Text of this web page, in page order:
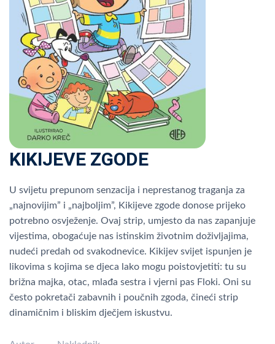
KIKIJEVE ZGODE
U svijetu prepunom senzacija i neprestanog traganja za
„najnovijim” i „najboljim”, Kikijeve zgode donose prijeko
potrebno osvježenje. Ovaj strip, umjesto da nas zapanjuje
vijestima, obogaćuje nas istinskim životnim doživljajima,
nudeći predah od svakodnevice. Kikijev svijet ispunjen je
likovima s kojima se djeca lako mogu poistovjetiti: tu su
brižna majka, otac, mlađa sestra i vjerni pas Floki. Oni su
često pokretači zabavnih i poučnih zgoda, čineći strip
dinamičnim i bliskim dječjem iskustvu.